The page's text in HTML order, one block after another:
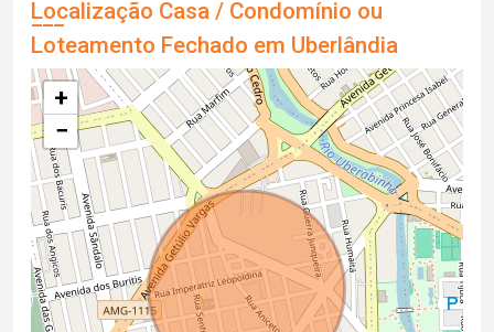
Localização Casa / Condomínio ou
Loteamento Fechado em Uberlândia
+
−